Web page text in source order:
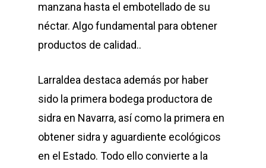
manzana hasta el embotellado de su
néctar. Algo fundamental para obtener
productos de calidad..
Larraldea destaca además por haber
sido la primera bodega productora de
sidra en Navarra, así como la primera en
obtener sidra y aguardiente ecológicos
en el Estado. Todo ello convierte a la